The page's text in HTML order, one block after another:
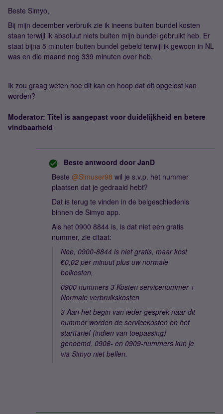
Beste Simyo,
Bij mijn december verbruik zie ik ineens buiten bundel kosten
staan terwijl ik absoluut niets buiten mijn bundel gebruikt heb. Er
staat bijna 5 minuten buiten bundel gebeld terwijl ik gewoon in NL
was en die maand nog 339 minuten over heb.
Ik zou graag weten hoe dit kan en hoop dat dit opgelost kan
worden?
Moderator: Titel is aangepast voor duidelijkheid en betere
vindbaarheid
Beste antwoord door JanD
Beste ​ @Simuser98 wil je s.v.p. het nummer
plaatsen dat je gedraaid hebt?
Dat is terug te vinden in de belgeschiedenis
binnen de Simyo app.
Als het 0900 8844 is, is dat niet een gratis
nummer, zie citaat:
Nee, 0900-8844 is niet gratis, maar kost
€0,02 per minuut plus uw normale
belkosten,
0900 nummers 3 Kosten servicenummer +
Normale verbruikskosten
3 Aan het begin van ieder gesprek naar dit
nummer worden de servicekosten en het
starttarief (indien van toepassing)
genoemd. 0906- en 0909-nummers kun je
via Simyo niet bellen.